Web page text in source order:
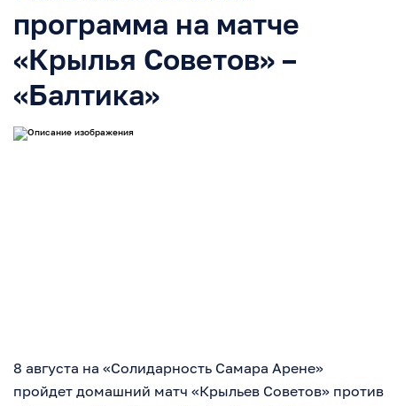
программа на матче
«Крылья Советов» –
«Балтика»
8 августа на «Солидарность Самара Арене»
пройдет домашний матч «Крыльев Советов» против